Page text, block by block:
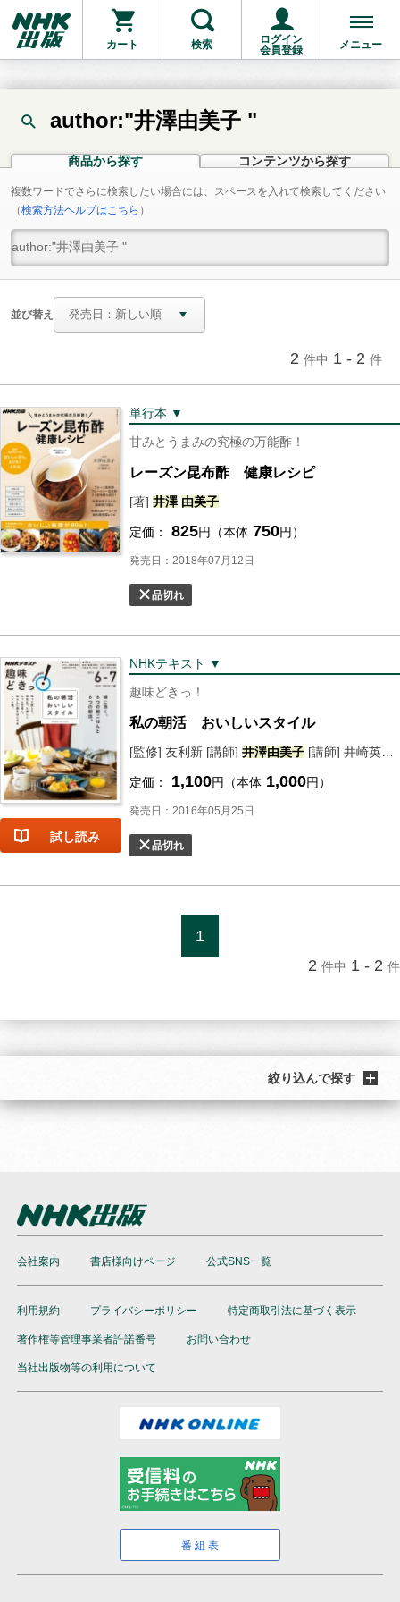
カート 検索
ログイン
会員登録
メニュー
author:"井澤由美子 "
商品から探す コンテンツから探す
複数ワードでさらに検索したい場合には、スペースを入れて検索してください
（検索方法ヘルプはこちら ）
並び替え
2 件中 1 - 2 件
単行本 ▼
甘みとうまみの究極の万能酢！
レーズン昆布酢 健康レシピ
[著] 井澤 由美子
定価： 825円（本体 750円）
発売日：2018年07月12日
品切れ
試し読み
NHKテキスト ▼
趣味どきっ！
私の朝活 おいしいスタイル
[監修] 友利新 [講師] 井澤由美子 [講師] 井崎英典 [講師] 髙岡よしみ [講師] motomi [講師] アネルズあづさ [講師] 楊玲奈 [講師] 深町貴子 [講師] 横手貞一朗 [講師] 千葉真子 [講師] 柳本真弓
定価： 1,100円（本体 1,000円）
発売日：2016年05月25日
品切れ
1
2 件中 1 - 2 件
絞り込んで探す
会社案内 書店様向けページ 公式SNS一覧
利用規約 プライバシーポリシー 特定商取引法に基づく表示
著作権等管理事業者許諾番号 お問い合わせ
当社出版物等の利用について
番組表